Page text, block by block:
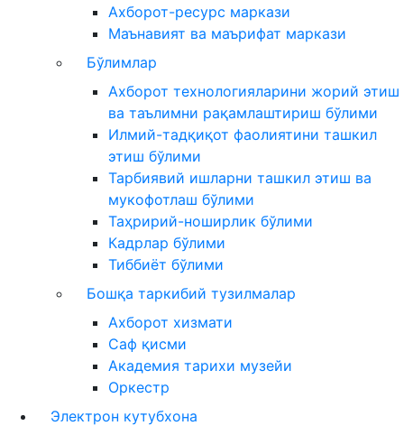
Ахборот-ресурс маркази
Маънавият ва маърифат маркази
Бўлимлар
Ахборот технологияларини жорий этиш
ва таълимни рақамлаштириш бўлими
Илмий-тадқиқот фаолиятини ташкил
этиш бўлими
Тарбиявий ишларни ташкил этиш ва
мукофотлаш бўлими
Таҳририй-ноширлик бўлими
Кадрлар бўлими
Тиббиёт бўлими
Бошқа таркибий тузилмалар
Ахборот хизмати
Саф қисми
Академия тарихи музейи
Оркестр
Электрон кутубхона